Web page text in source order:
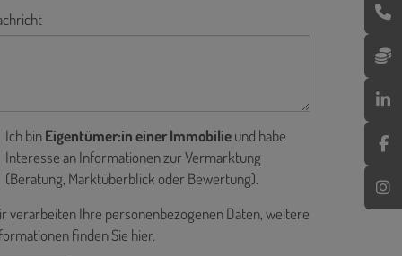
Ich binEigentümer:in einer Immobilieund habe
Interesse an Informationen zur Vermarktung
(Beratung, Marktüberblick oder Bewertung).
verarbeiten Ihre personenbezogenen Daten, weitere
finden Sie hier.